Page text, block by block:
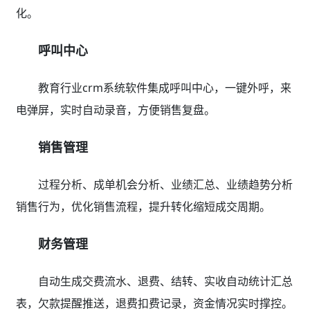
化。
呼叫中心
教育行业crm系统软件集成呼叫中心，一键外呼，来
电弹屏，实时自动录音，方便销售复盘。
销售管理
过程分析、成单机会分析、业绩汇总、业绩趋势分析
销售行为，优化销售流程，提升转化缩短成交周期。
财务管理
自动生成交费流水、退费、结转、实收自动统计汇总
表，欠款提醒推送，退费扣费记录，资金情况实时撑控。